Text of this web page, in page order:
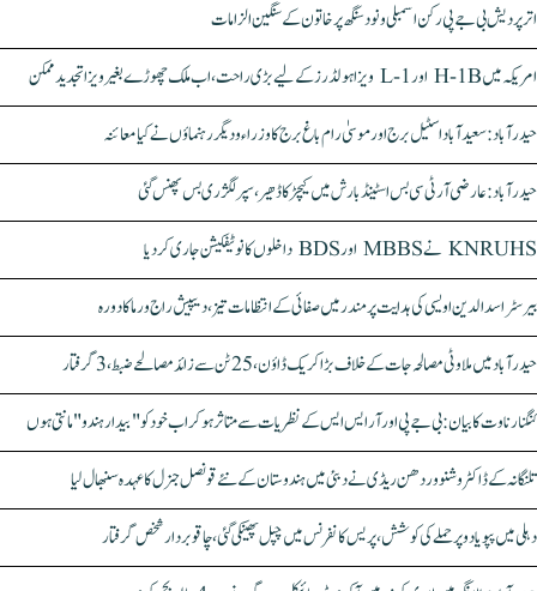
اتر پردیش بی جے پی رکن اسمبلی ونود سنگھ پر خاتون کے سنگین الزامات
امریکہ میں H-1B اور L-1 ویزا ہولڈرز کے لیے بڑی راحت، اب ملک چھوڑے بغیر ویزا تجدید ممکن
حیدرآباد: سعیدآباد اسٹیل برج اور موسیٰ رام باغ برج کا وزراء و دیگر رہنماؤں نے کیا معائنہ
حیدرآباد: عارضی آر ٹی سی بس اسٹینڈ بارش میں کیچڑ کا ڈھیر، سپر لگژری بس پھنس گئی
KNRUHS نے MBBS اور BDS داخلوں کا نوٹیفکیشن جاری کر دیا
بیرسٹر اسدالدین اویسی کی ہدایت پر مندر میں صفائی کے انتظامات تیز، دیپیش راج ورما کا دورہ
حیدرآباد میں ملاوٹی مصالحہ جات کے خلاف بڑا کریک ڈاؤن، 25 ٹن سے زائد مصالحے ضبط، 3 گرفتار
کنگنا رناوت کا بیان: بی جے پی اور آر ایس ایس کے نظریات سے متاثر ہو کر اب خود کو "بیدار ہندو" مانتی ہوں
تلنگانہ کے ڈاکٹر وشنو وردھن ریڈی نے دبئی میں ہندوستان کے نئے قونصل جنرل کا عہدہ سنبھال لیا
دہلی میں پپو یادو پر حملے کی کوشش، پریس کانفرنس میں چپل پھینکی گئی، چاقو بردار شخص گرفتار